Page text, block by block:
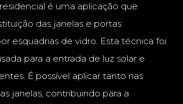
é uma aplicação que
das janelas e portas
esquadrias de vidro. Esta técnica foi
para a entrada de luz solar e
É possível aplicar tanto nas
janelas, contribuindo para a